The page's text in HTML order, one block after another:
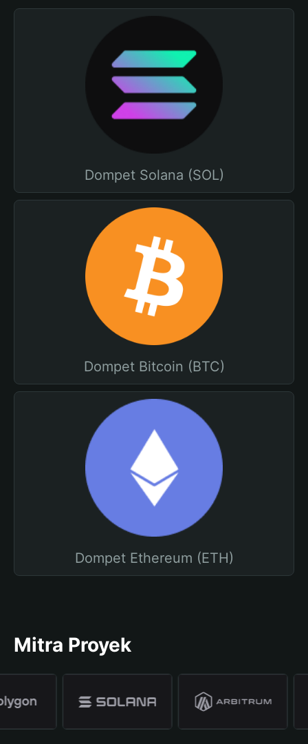
Dompet Solana (SOL)
Dompet Bitcoin (BTC)
Dompet Ethereum (ETH)
Mitra Proyek